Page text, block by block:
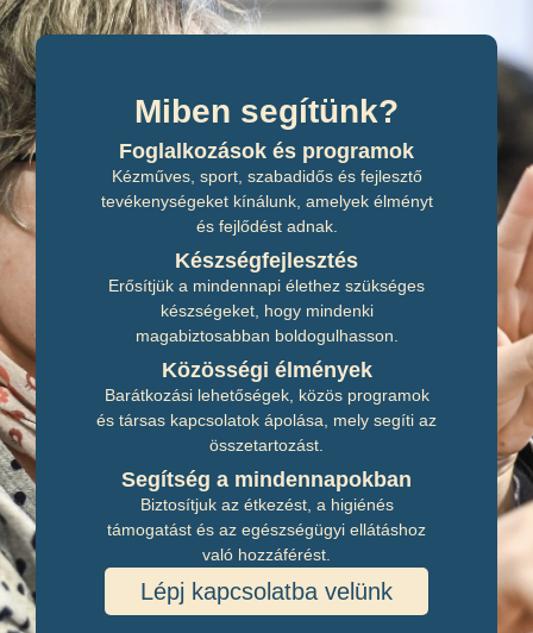
Miben segítünk?
Foglalkozások és programok
Kézműves, sport, szabadidős és fejlesztő
tevékenységeket kínálunk, amelyek élményt
és fejlődést adnak.
Készségfejlesztés
Erősítjük a mindennapi élethez szükséges
készségeket, hogy mindenki
magabiztosabban boldogulhasson.
Közösségi élmények
Barátkozási lehetőségek, közös programok
és társas kapcsolatok ápolása, mely segíti az
összetartozást.
Segítség a mindennapokban
Biztosítjuk az étkezést, a higiénés
támogatást és az egészségügyi ellátáshoz
való hozzáférést.
Lépj kapcsolatba velünk